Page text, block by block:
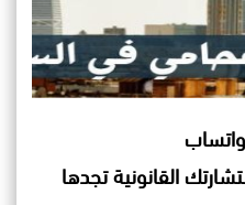
| استشارتك القانونية تجدها